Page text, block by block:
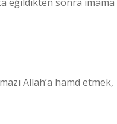
Allah’a hamd etmek,